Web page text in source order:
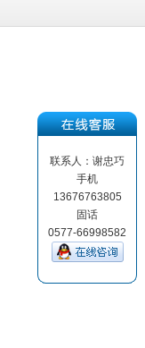
联系人：谢忠巧
手机
13676763805
固话
0577-66998582